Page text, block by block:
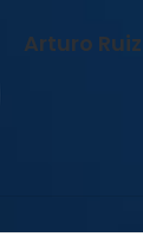
Arturo Ruiz